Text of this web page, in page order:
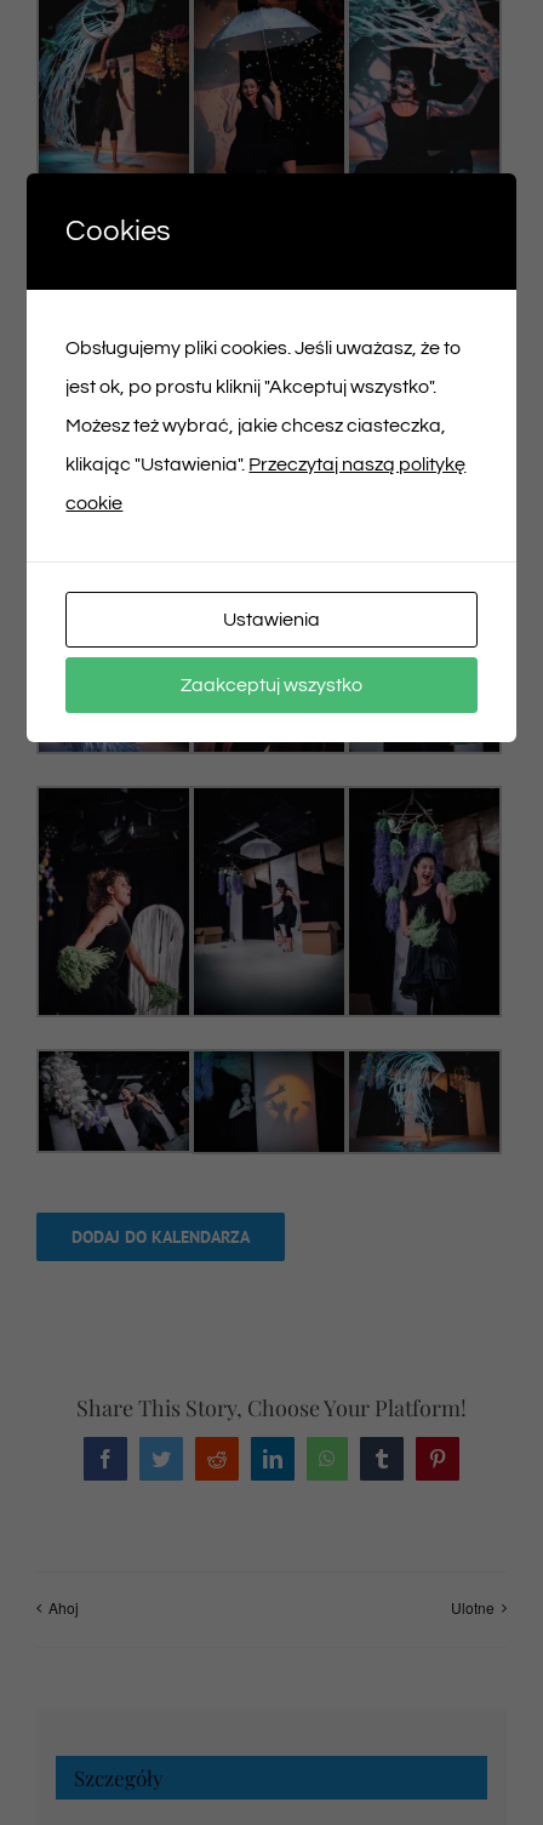
DODAJ DO KALENDARZA
Share This Story, Choose Your Platform!
FacebookTwitterReddit LinkedInWhatsAppTumblrPinterest
Ahoj Ulotne
Szczegóły
Cookies
Obsługujemy pliki cookies. Jeśli uważasz, że to
jest ok, po prostu kliknij "Akceptuj wszystko".
Możesz też wybrać, jakie chcesz ciasteczka,
klikając "Ustawienia". Przeczytaj naszą politykę
cookie
Ustawienia
Zaakceptuj wszystko